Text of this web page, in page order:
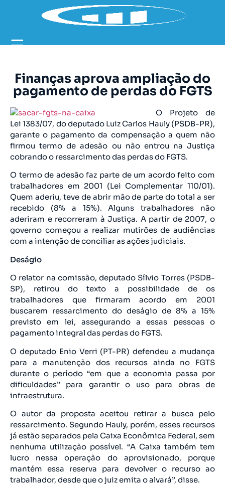
☰
Finanças aprova ampliação do
pagamento de perdas do FGTS
O Projeto de
Lei 1383/07, do deputado Luiz Carlos Hauly (PSDB-PR),
garante o pagamento da compensação a quem não
firmou termo de adesão ou não entrou na Justiça
cobrando o ressarcimento das perdas do FGTS.
O termo de adesão faz parte de um acordo feito com
trabalhadores em 2001 (Lei Complementar 110/01).
Quem aderiu, teve de abrir mão de parte do total a ser
recebido (8% a 15%). Alguns trabalhadores não
aderiram e recorreram à Justiça. A partir de 2007, o
governo começou a realizar mutirões de audiências
com a intenção de conciliar as ações judiciais.
Deságio
O relator na comissão, deputado Sílvio Torres (PSDB-
SP), retirou do texto a possibilidade de os
trabalhadores que firmaram acordo em 2001
buscarem ressarcimento do deságio de 8% a 15%
previsto em lei, assegurando a essas pessoas o
pagamento integral das perdas do FGTS.
O deputado Enio Verri (PT-PR) defendeu a mudança
para a manutenção dos recursos ainda no FGTS
durante o período “em que a economia passa por
dificuldades” para garantir o uso para obras de
infraestrutura.
O autor da proposta aceitou retirar a busca pelo
ressarcimento. Segundo Hauly, porém, esses recursos
já estão separados pela Caixa Econômica Federal, sem
nenhuma utilização possível. “A Caixa também tem
lucro nessa operação do aprovisionado, porque
mantém essa reserva para devolver o recurso ao
trabalhador, desde que o juiz emita o alvará”, disse.